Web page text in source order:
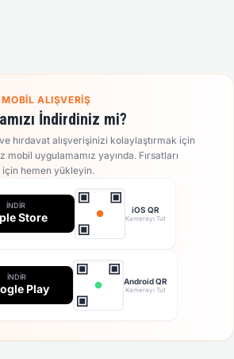
ALIŞVERIŞ
İndirdiniz mi?
hırdavat alışverişinizi kolaylaştırmak için
mobil uygulamamız yayında. Fırsatları
için hemen yükleyin.
İNDIR
Store
iOS QR
Kamerayı Tut
İNDIR
Play
Android QR
Kamerayı Tut